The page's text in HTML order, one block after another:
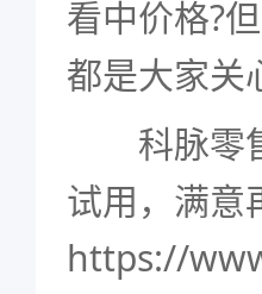
看中价格?
都是大家关
科脉零售
试用，满意
https://